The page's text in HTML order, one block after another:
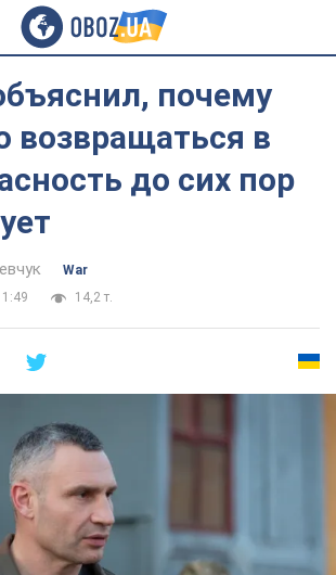
почему
возвращаться в
до сих пор
War
14,2 т.